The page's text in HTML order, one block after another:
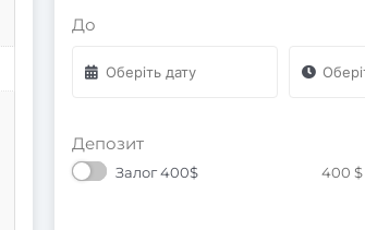
До
Депозит
Залог 400$ 400$